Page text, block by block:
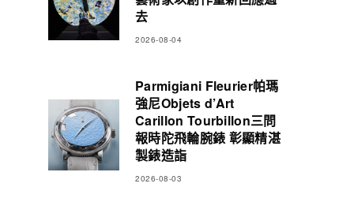
去
2026-08-04
Parmigiani Fleurier帕瑪
強尼Objets d’Art
Carillon Tourbillon三問
報時陀飛輪腕錶 彰顯精湛
製錶造詣
2026-08-03